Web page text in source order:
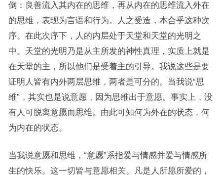
倒：良善流入其内在的思维，再从内在的思维流入外在
的思维，表现为言语和行为。人之受造，本合乎这种次
序。在此次序下，人的内层处于天堂和天堂的光明之
中。天堂的光明乃是从主所发的神性真理，实质上就是
在天堂的主，所以他们是受着主的引导。我说这些是要
证明人皆有内外两层思维，两者是可分的。当我说“思
维”，其实也是说意愿，因为思维出于意愿。事实上，没
有人可脱离意愿而思维。由此可知何为外在的状态，何
为内在的状态。
当我说意愿和思维，“意愿”系指爱与情感并爱与情感所
生的快乐。这一切皆与意愿相关。凡是人所愿所爱的，